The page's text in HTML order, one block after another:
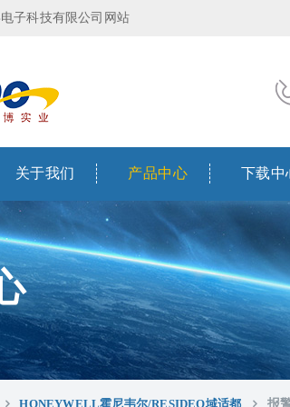
子科技有限公司网站
关于我们 产品中心 下载中
HONEYWELL霍尼韦尔/RESIDEO域适都 报